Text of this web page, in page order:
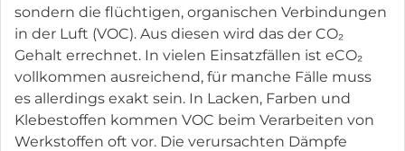
sondern die flüchtigen, organischen Verbindungen
in der Luft (VOC). Aus diesen wird das der CO₂
Gehalt errechnet. In vielen Einsatzfällen ist eCO₂
vollkommen ausreichend, für manche Fälle muss
es allerdings exakt sein. In Lacken, Farben und
Klebestoffen kommen VOC beim Verarbeiten von
Werkstoffen oft vor. Die verursachten Dämpfe